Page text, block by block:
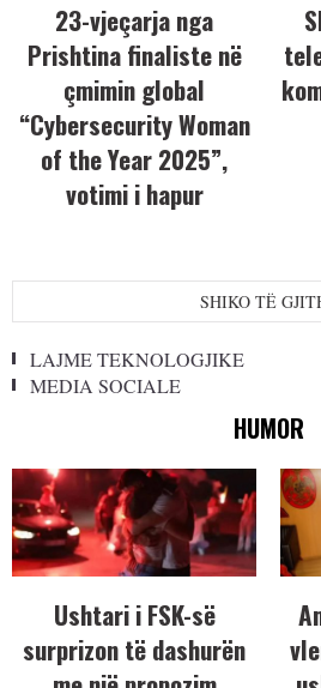
23-vjeçarja nga
Prishtina finaliste në
çmimin global
“Cybersecurity Woman
of the Year 2025”,
votimi i hapur
SHIKO TË
LAJME TEKNOLOGJIKE
MEDIA SOCIALE
HUMOR
Ushtari i FSK-së
surprizon të dashurën